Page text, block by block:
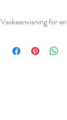
Vaskeanvisning for
Vask på30 °C